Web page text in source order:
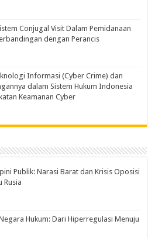
Conjugal Visit Dalam Pemidanaan
dengan Perancis
Informasi (Cyber Crime) dan
dalam Sistem Hukum Indonesia
Keamanan Cyber
Publik: Narasi Barat dan Krisis Oposisi
Rusia
Hukum: Dari Hiperregulasi Menuju